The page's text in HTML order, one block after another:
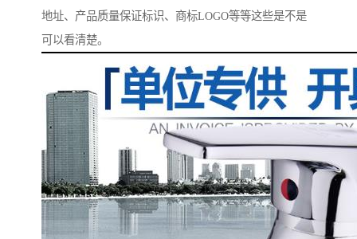
地址、产品质量保证标识、商标LOGO等等这些是不是
可以看清楚。